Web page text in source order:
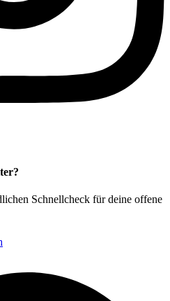
Schnellcheck für deine offene